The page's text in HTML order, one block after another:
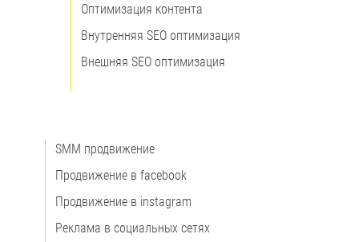
Оптимизация контента
Внутренняя SEO оптимизация
Внешняя SEO оптимизация
SMM продвижение
Продвижение в facebook
Продвижение в instagram
Реклама в социальных сетях